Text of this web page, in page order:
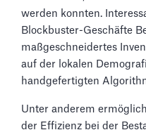
werden konnten.
Blockbuster-Geschäfte
maßgeschneidertes
auf der lokalen
handgefertigten
Unter anderem
der Effizienz bei der